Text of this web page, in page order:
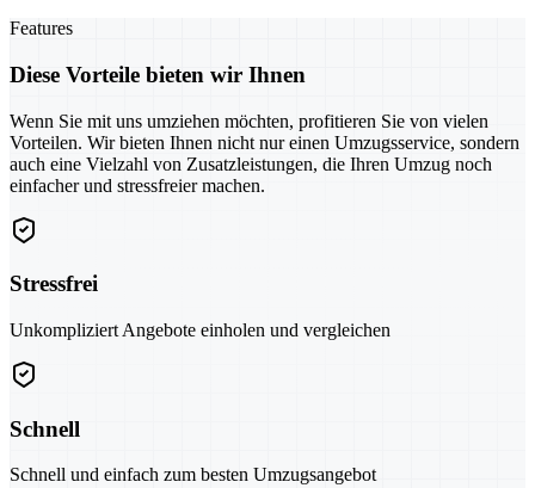
Features
Diese Vorteile bieten wir Ihnen
Wenn Sie mit uns umziehen möchten, profitieren Sie von vielen
Vorteilen. Wir bieten Ihnen nicht nur einen Umzugsservice, sondern
auch eine Vielzahl von Zusatzleistungen, die Ihren Umzug noch
einfacher und stressfreier machen.
Stressfrei
Unkompliziert Angebote einholen und vergleichen
Schnell
Schnell und einfach zum besten Umzugsangebot